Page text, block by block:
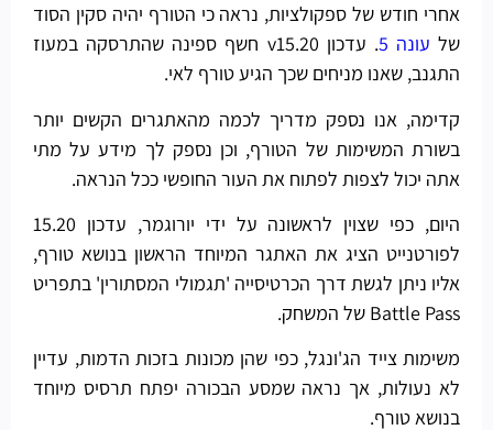
אחרי חודש של ספקולציות, נראה כי הטורף יהיה סקין הסוד
של עונה 5
. עדכון v15.20 חשף ספינה שהתרסקה במעוז
התגנב, שאנו מניחים שכך הגיע טורף לאי.
קדימה, אנו נספק מדריך לכמה מהאתגרים הקשים יותר
בשורת המשימות של הטורף, וכן נספק לך מידע על מתי
אתה יכול לצפות לפתוח את העור החופשי ככל הנראה.
היום, כפי שצוין לראשונה על ידי יורוגמר, עדכון 15.20
לפורטנייט הציג את האתגר המיוחד הראשון בנושא טורף,
אליו ניתן לגשת דרך הכרטיסייה 'תגמולי המסתורין' בתפריט
Battle Pass של המשחק.
משימות צייד הג'ונגל, כפי שהן מכונות בזכות הדמות, עדיין
לא נעולות, אך נראה שמסע הבכורה יפתח תרסיס מיוחד
בנושא טורף.